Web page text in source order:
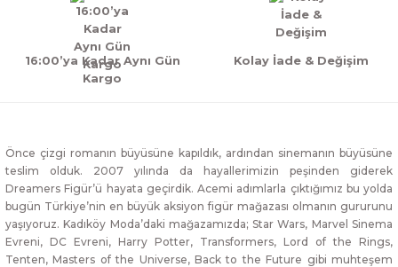
16:00’ya Kadar Aynı Gün
Kargo
Kolay İade & Değişim
Önce çizgi romanın büyüsüne kapıldık, ardından sinemanın büyüsüne
teslim olduk. 2007 yılında da hayallerimizin peşinden giderek
Dreamers Figür’ü hayata geçirdik. Acemi adımlarla çıktığımız bu yolda
bugün Türkiye’nin en büyük aksiyon figür mağazası olmanın gururunu
yaşıyoruz. Kadıköy Moda’daki mağazamızda; Star Wars, Marvel Sinema
Evreni, DC Evreni, Harry Potter, Transformers, Lord of the Rings,
Tenten, Masters of the Universe, Back to the Future gibi muhteşem